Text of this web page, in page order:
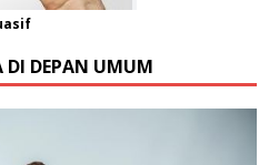
DI DEPAN UMUM